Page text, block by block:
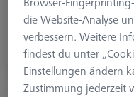
Diamant- und
von weichen
(abrasiven) Materialien
die Website-Analyse
verbessern. Weitere
findest du unter
Einstellungen ändern
Zustimmung jederzeit